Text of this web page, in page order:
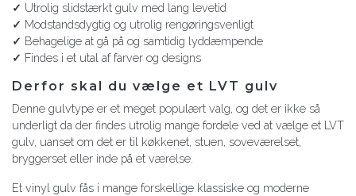
✓ Utrolig slidstærkt gulv med lang levetid
✓ Modstandsdygtig og utrolig rengøringsvenligt
✓ Behagelige at gå på og samtidig lyddæmpende
✓ Findes i et utal af farver og designs
Derfor skal du vælge et LVT gulv
Denne gulvtype er et meget populært valg, og det er ikke så
underligt da der findes utrolig mange fordele ved at vælge et LVT
gulv, uanset om det er til køkkenet, stuen, soveværelset,
bryggerset eller inde på et værelse.
Et vinyl gulv fås i mange forskellige klassiske og moderne